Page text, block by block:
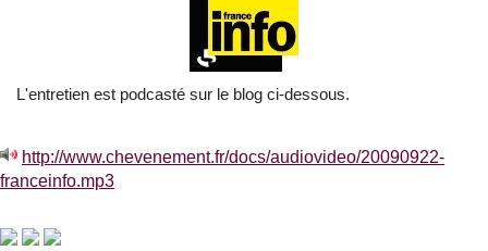
L'entretien est podcasté sur le blog ci-dessous.
http://www.chevenement.fr/docs/audiovideo/20090922-
franceinfo.mp3